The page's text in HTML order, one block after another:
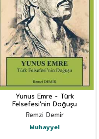
Yunus Emre - Türk
Felsefesi'nin Doğuşu
Remzi Demir
Muhayyel